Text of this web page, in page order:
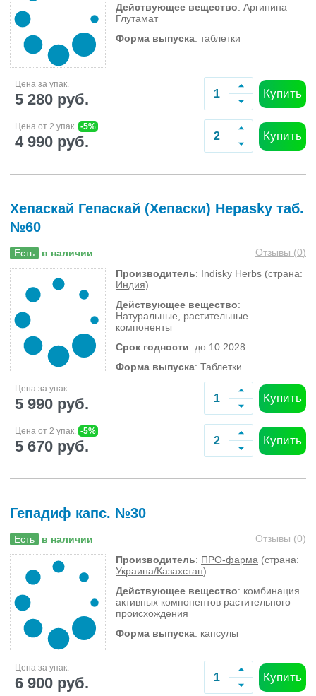
Действующее вещество: Аргинина
Глутамат
Форма выпуска: таблетки
Цена за упак.
5 280 руб. Купить
Цена от 2 упак. -5%
4 990 руб. Купить
Хепаскай Гепаскай (Хепаски) Hepasky таб.
№60
Есть в наличии Отзывы (0)
Производитель: Indisky Herbs (страна:
Индия)
Действующее вещество:
Натуральные, растительные
компоненты
Срок годности: до 10.2028
Форма выпуска: Таблетки
Цена за упак.
5 990 руб. Купить
Цена от 2 упак. -5%
5 670 руб. Купить
Гепадиф капс. №30
Есть в наличии Отзывы (0)
Производитель: ПРО-фарма (страна:
Украина/Казахстан)
Действующее вещество: комбинация
активных компонентов растительного
происхождения
Форма выпуска: капсулы
Цена за упак.
6 900 руб. Купить